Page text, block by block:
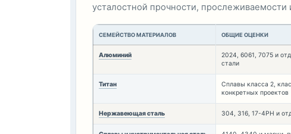
усталостной прочности, прослеживаемости
СЕМЕЙСТВО МАТЕРИАЛОВ ОБЩИЕ ОЦЕНКИ
Алюминий
2024, 6061, 7075 и
стали
Титан
Сплавы класса 2,
конкретных проектов
Нержавеющая сталь 304, 316, 17-4PH и